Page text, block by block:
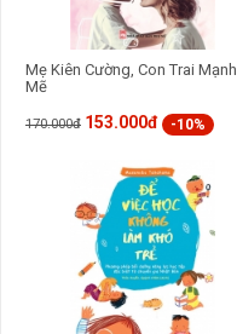
Mẹ Kiên Cường, Con Trai Mạnh
Mẽ
170.000đ 153.000đ -10%